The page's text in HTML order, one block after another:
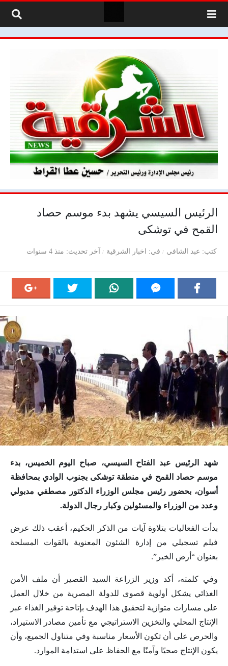
الرئيس السيسي يشهد بدء موسم حصاد
القمح في توشكى
كتب عبد الشافي في اخبار الشرقية آخر تحديث منذ 4 سنوات
شهد الرئيس عبد الفتاح السيسي، صباح اليوم الخميس، بدء
موسم حصاد القمح في منطقة توشكى بجنوب الوادي بمحافظة
أسوان، بحضور رئيس مجلس الوزراء الدكتور مصطفي مدبولي
وعدد من الوزراء والمسئولين وكبار رجال الدولة.
بدأت الفعاليات بتلاوة آيات من الذكر الحكيم، أعقب ذلك عرض
فيلم تسجيلي من إدارة الشئون المعنوية بالقوات المسلحة
بعنوان “أرض الخير”.
وفي كلمته، أكد وزير الزراعة السيد القصير أن ملف الأمن
الغذائي يشكل أولوية قصوى للدولة المصرية من خلال العمل
على مسارات متوازية لتحقيق هذا الهدف بإتاحة توفير الغذاء عبر
الإنتاج المحلي والتخزين الاستراتيجي مع تأمين مصادر الاستيراد،
والحرص على أن تكون الأسعار مناسبة وفي متناول الجميع، وأن
يكون الإنتاج صحيًا وآمنًا مع الحفاظ على استدامة الموارد.